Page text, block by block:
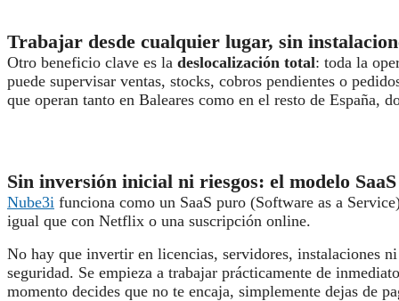
Trabajar desde cualquier lugar, sin
Otro beneficio clave es la deslocalización total: toda la
puede supervisar ventas, stocks, cobros pendientes o
que operan tanto en Baleares como en el resto de
Sin inversión inicial ni riesgos: el modelo
Nube3i funciona como un SaaS puro (Software as a
igual que con Netflix o una suscripción online.
No hay que invertir en licencias, servidores, instalaciones
seguridad. Se empieza a trabajar prácticamente de
momento decides que no te encaja, simplemente dejas de